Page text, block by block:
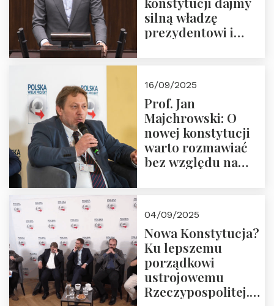
silną władzę
prezydentowi i
16/09/2025
Prof. Jan
Majchrowski: O
nowej konstytucji
warto rozmawiać
bez względu na
04/09/2025
Nowa Konstytucja?
Ku lepszemu
porządkowi
ustrojowemu
Rzeczypospolitej.